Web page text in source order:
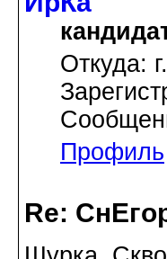
Откуда:
Профиль
Re: